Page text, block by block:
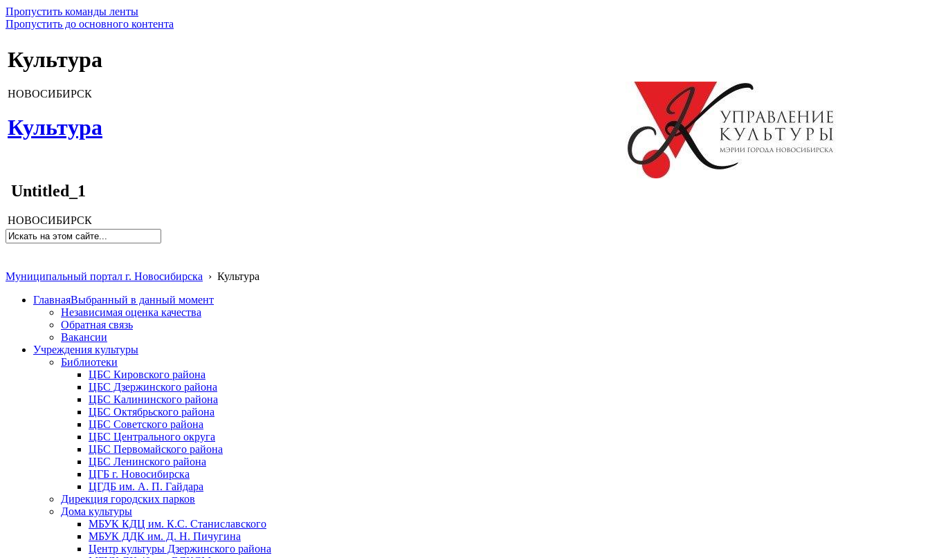
Пропустить команды ленты
Пропустить до основного контента
Культура
НОВОСИБИРСК
Культура
Untitled_1
НОВОСИБИРСК
Муниципальный портал г. Новосибирска › Культура
ГлавнаяВыбранный в данный момент
Независимая оценка качества
Обратная связь
Вакансии
Учреждения культуры
Библиотеки
ЦБС Кировского района
ЦБС Дзержинского района
ЦБС Калининского района
ЦБС Октябрьского района
ЦБС Советского района
ЦБС Центрального округа
ЦБС Первомайского района
ЦБС Ленинского района
ЦГБ г. Новосибирска
ЦГДБ им. А. П. Гайдара
Дирекция городских парков
Дома культуры
МБУК КДЦ им. К.С. Станиславского
МБУК ДДК им. Д. Н. Пичугина
Центр культуры Дзержинского района